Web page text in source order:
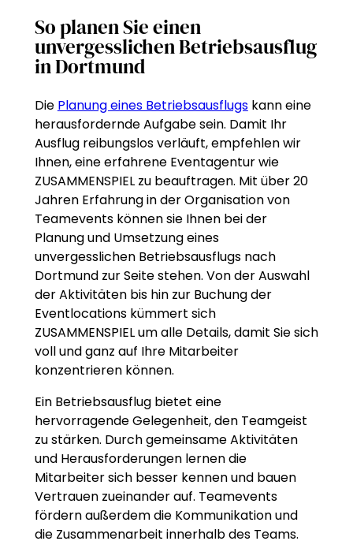
So planen Sie einen
unvergesslichen Betriebsausflug
in Dortmund
Die Planung eines Betriebsausflugskann eine
herausfordernde Aufgabe sein. Damit Ihr
Ausflug reibungslos verläuft, empfehlen wir
Ihnen, eine erfahrene Eventagentur wie
ZUSAMMENSPIEL zu beauftragen. Mit über 20
Jahren Erfahrung in der Organisation von
Teamevents können sie Ihnen bei der
Planung und Umsetzung eines
unvergesslichen Betriebsausflugs nach
Dortmund zur Seite stehen. Von der Auswahl
der Aktivitäten bis hin zur Buchung der
Eventlocations kümmert sich
ZUSAMMENSPIEL um alle Details, damit Sie sich
voll und ganz auf Ihre Mitarbeiter
konzentrieren können.
Ein Betriebsausflug bietet eine
hervorragende Gelegenheit, den Teamgeist
zu stärken. Durch gemeinsame Aktivitäten
und Herausforderungen lernen die
Mitarbeiter sich besser kennen und bauen
Vertrauen zueinander auf. Teamevents
fördern außerdem die Kommunikation und
die Zusammenarbeit innerhalb des Teams.